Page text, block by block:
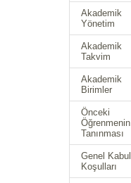
Akademik
Yönetim
Akademik
Takvim
Akademik
Birimler
Önceki
Öğrenmenin
Tanınması
Genel Kabul
Koşulları